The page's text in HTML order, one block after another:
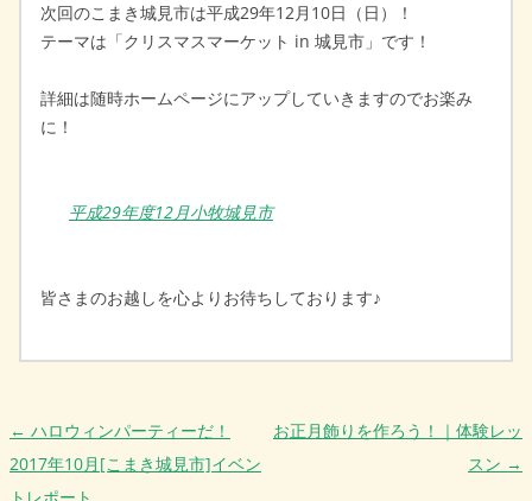
次回のこまき城見市は平成29年12月10日（日）！
テーマは「クリスマスマーケット in 城見市」です！
詳細は随時ホームページにアップしていきますのでお楽み
に！
平成29年度12月小牧城見市
皆さまのお越しを心よりお待ちしております♪
投稿ナビゲーション
← ハロウィンパーティーだ！
2017年10月[こまき城見市]イベン
お正月飾りを作ろう！｜体験レッ
スン →